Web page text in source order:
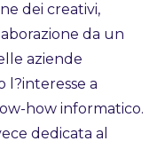
dei creativi,
da un
aziende
l?interesse a
how informatico.
dedicata al